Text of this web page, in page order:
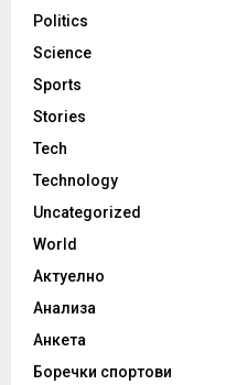
Politics
Science
Sports
Stories
Tech
Technology
Uncategorized
World
Актуелно
Анализа
Анкета
Боречки спортови